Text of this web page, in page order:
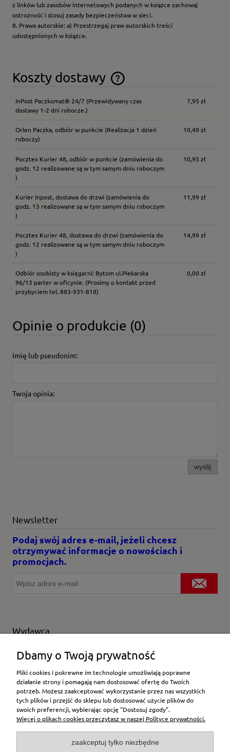
z linków lub zasobów internetowych podanych w książce zachowaj
ostrożność i stosuj zasady bezpieczeństwa w sieci.
8. Prawa autorskie: a) Przestrzegaj praw autorskich treści
udostępnionych w książce.
Koszty dostawy
Cena nie zawiera ewentualnych kosztów płatności
InPost Paczkomat® 24/7 (Przewidywany czas
dostawy 1-2 dni robocze.)
7,95 zł
Orlen Paczka, odbiór w punkcie (Realizacja 1 dzień
roboczy)
10,49 zł
Pocztex Kurier 48, odbiór w punkcie (zamówienia do
godz. 12 realizowane są w tym samym dniu roboczym
)
10,95 zł
Kurier Inpost, dostawa do drzwi (zamówienia do
godz. 13 realizowane są w tym samym dniu roboczym
)
11,99 zł
Pocztex Kurier 48, dostawa do drzwi (zamówienia do
godz. 12 realizowane są w tym samym dniu roboczym
)
14,99 zł
Odbiór osobisty w księgarni: Bytom ul.Piekarska
96/13 parter w oficynie. (Prosimy o kontakt przed
przybyciem tel. 883-931-818)
0,00 zł
Opinie o produkcie (0)
Imię lub pseudonim:
Twoja opinia:
wyślij
Newsletter
Podaj swój adres e-mail, jeżeli chcesz
otrzymywać informacje o nowościach i
promocjach.
Wydawca
Wybierz producenta
Moje konto
Płatności i dostawa
Pomoc
Dbamy o Twoją prywatność
Pliki cookies i pokrewne im technologie umożliwiają poprawne
działanie strony i pomagają nam dostosować ofertę do Twoich
potrzeb. Możesz zaakceptować wykorzystanie przez nas wszystkich
tych plików i przejść do sklepu lub dostosować użycie plików do
swoich preferencji, wybierając opcję "Dostosuj zgody".
Więcej o plikach cookies przeczytasz w naszej Polityce prywatności.
zaakceptuj tylko niezbędne